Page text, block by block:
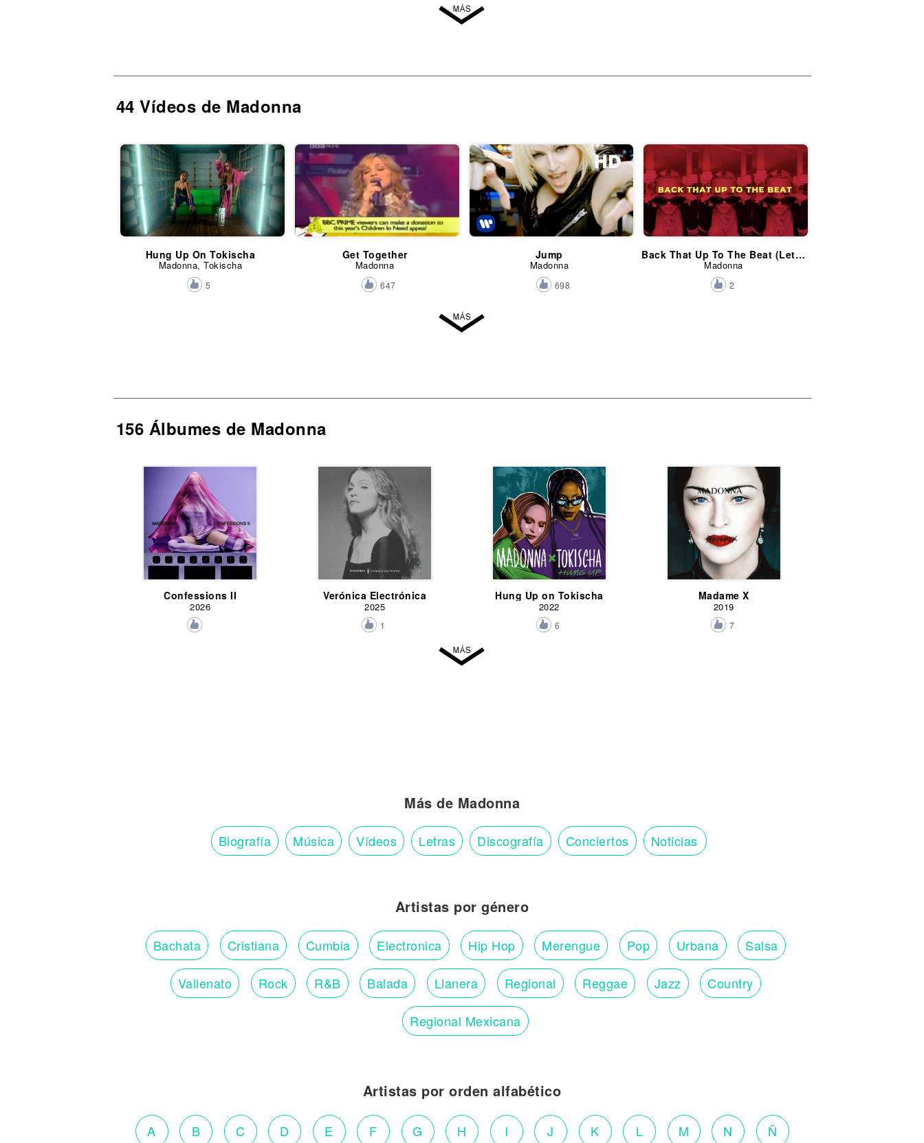
44 Vídeos de Madonna
Hung Up On Tokischa
Madonna, Tokischa
5
Get Together
Madonna
647
Jump
Madonna
698
Back That Up To The Beat (Letra)
Madonna
2
156 Álbumes de Madonna
Confessions II
2026
Verónica Electrónica
2025
1
Hung Up on Tokischa
2022
6
Madame X
2019
7
Más de Madonna
Biografía Música Vídeos Letras Discografía Conciertos Noticias
Artistas por género
Bachata Cristiana Cumbia Electronica Hip Hop Merengue Pop Urbana Salsa
Vallenato Rock R&B Balada Llanera Regional Reggae Jazz Country
Regional Mexicana
Artistas por orden alfabético
A B C D E F G H I J K L M N Ñ